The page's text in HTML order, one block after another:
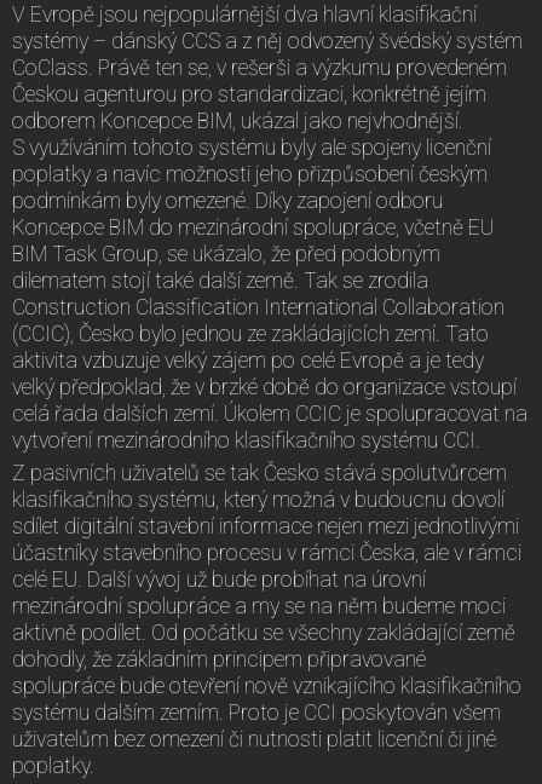
V Evropě jsou nejpopulárnější dva hlavní klasifikační
systémy – dánský CCS a z něj odvozený švédský systém
CoClass. Právě ten se, v rešerši a výzkumu provedeném
Českou agenturou pro standardizaci, konkrétně jejím
odborem Koncepce BIM, ukázal jako nejvhodnější.
S využíváním tohoto systému byly ale spojeny licenční
poplatky a navíc možnosti jeho přizpůsobení českým
podmínkám byly omezené. Díky zapojení odboru
Koncepce BIM do mezinárodní spolupráce, včetně EU
BIM Task Group, se ukázalo, že před podobným
dilematem stojí také další země. Tak se zrodila
Construction Classification International Collaboration
(CCIC), Česko bylo jednou ze zakládajících zemí. Tato
aktivita vzbuzuje velký zájem po celé Evropě a je tedy
velký předpoklad, že v brzké době do organizace vstoupí
celá řada dalších zemí. Úkolem CCIC je spolupracovat na
vytvoření mezinárodního klasifikačního systému CCI.
Z pasivních uživatelů se tak Česko stává spolutvůrcem
klasifikačního systému, který možná v budoucnu dovolí
sdílet digitální stavební informace nejen mezi jednotlivými
účastníky stavebního procesu v rámci Česka, ale v rámci
celé EU. Další vývoj už bude probíhat na úrovní
mezinárodní spolupráce a my se na něm budeme moci
aktivně podílet. Od počátku se všechny zakládající země
dohodly, že základním principem připravované
spolupráce bude otevření nově vznikajícího klasifikačního
systému dalším zemím. Proto je CCI poskytován všem
uživatelům bez omezení či nutnosti platit licenční či jiné
poplatky.